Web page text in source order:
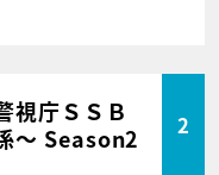
視庁ＳＳＢ
～ Season2
2